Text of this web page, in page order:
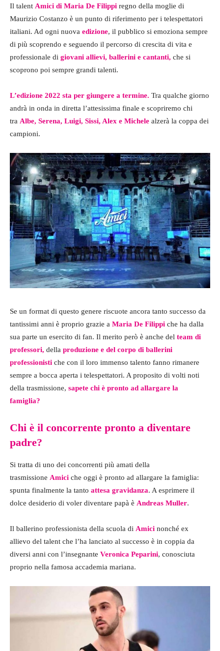
Il talent Amici di Maria De Filippi regno della moglie di
Maurizio Costanzo è un punto di riferimento per i telespettatori
italiani. Ad ogni nuova edizione, il pubblico si emoziona sempre
di più scoprendo e seguendo il percorso di crescita di vita e
professionale di giovani allievi, ballerini e cantanti, che si
scoprono poi sempre grandi talenti.
L’edizione 2022 sta per giungere a termine. Tra qualche giorno
andrà in onda in diretta l’attesissima finale e scopriremo chi
tra Albe, Serena, Luigi, Sissi, Alex e Michele alzerà la coppa dei
campioni.
Se un format di questo genere riscuote ancora tanto successo da
tantissimi anni è proprio grazie a Maria De Filippi che ha dalla
sua parte un esercito di fan. Il merito però è anche del team di
professori, della produzione e del corpo di ballerini
professionisti che con il loro immenso talento fanno rimanere
sempre a bocca aperta i telespettatori. A proposito di volti noti
della trasmissione, sapete chi è pronto ad allargare la
famiglia?
Chi è il concorrente pronto a diventare
padre?
Si tratta di uno dei concorrenti più amati della
trasmissione Amici che oggi è pronto ad allargare la famiglia:
spunta finalmente la tanto attesa gravidanza. A esprimere il
dolce desiderio di voler diventare papà è Andreas Muller.
Il ballerino professionista della scuola di Amici nonché ex
allievo del talent che l’ha lanciato al successo è in coppia da
diversi anni con l’insegnante Veronica Peparini, conosciuta
proprio nella famosa accademia mariana.